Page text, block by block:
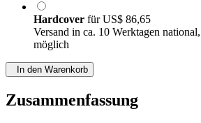
Hardcover fürUS$ 86,65
Versand in ca. 10 Werktagen
möglich
In den Warenkorb
Zusammenfassung